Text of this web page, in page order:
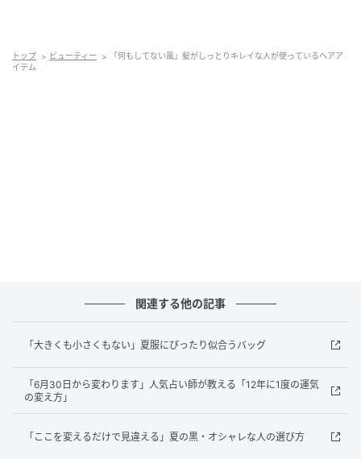
はストレートヘアからパーマスタイルまで艶・束感で
トップ ビューティー
「何もしてない風」髪がしっとりキレイな人が使っているヘアア
イテム
関連する他の記事
「大きくも小さくもない」夏服にぴったり似合うバッグ
「6月30日から変わります」人気占い師が教える「12年に1度の運気
の変え方」
「ここを変えるだけで見違える」夏の黒・オシャレな人の選び方